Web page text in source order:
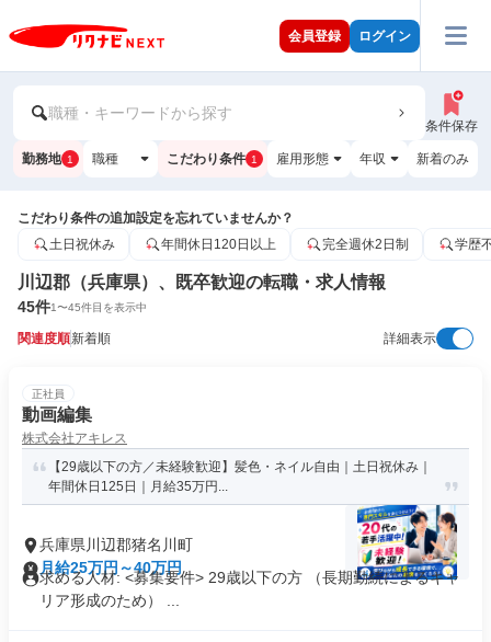
会員登録 ログイン
職種・キーワードから探す
条件保存
勤務地 1 職種 こだわり条件 1 雇用形態 年収 新着のみ
こだわり条件の追加設定を忘れていませんか？
土日祝休み
年間休日120日以上 完全週休2日制 学歴
川辺郡（兵庫県）、既卒歓迎の転職・求人情報
45件1〜45件目を表示中
関連度順新着順 詳細表示
正社員
動画編集
株式会社アキレス
【29歳以下の方／未経験歓迎】髪色・ネイル自由｜土日祝休み｜
年間休日125日｜月給35万円...
兵庫県川辺郡猪名川町
月給25万円～40万円
求める人材: <募集要件> 29歳以下の方 （長期勤続によるキャ
リア形成のため） ...